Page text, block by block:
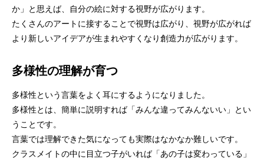
か」と思えば、自分の絵に対する視野が広がります。
たくさんのアートに接することで視野は広がり、視野が広がれば
より新しいアイデアが生まれやすくなり創造力が広がります。
多様性の理解が育つ
多様性という言葉をよく耳にするようになりました。
多様性とは、簡単に説明すれば「みんな違ってみんないい」とい
うことです。
言葉では理解できた気になっても実際はなかなか難しいです。
クラスメイトの中に目立つ子がいれば「あの子は変わっている」